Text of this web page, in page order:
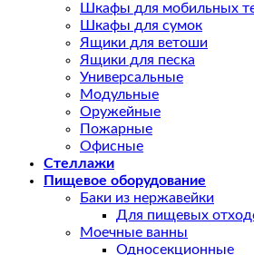
Шкафы для мобильных
Шкафы для сумок
Ящики для ветоши
Ящики для песка
Универсальные
Модульные
Оружейные
Пожарные
Офисные
Стеллажи
Пищевое оборудование
Баки из нержавейки
Для пищевых
Моечные ванны
Односекционные